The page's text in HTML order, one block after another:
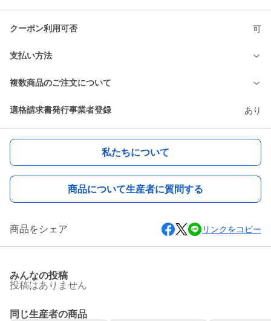
クーポン利用可否 可
支払い方法
複数商品のご注文について
適格請求書発行事業者登録 あり
私たちについて
商品について生産者に質問する
商品をシェア リンクをコピー
みんなの投稿
投稿はありません
同じ生産者の商品